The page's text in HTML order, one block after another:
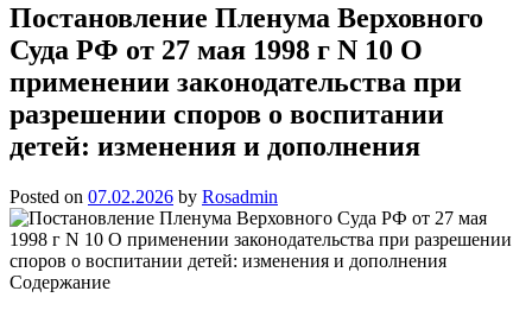
Постановление Пленума Верховного
Суда РФ от 27 мая 1998 г N 10 О
применении законодательства при
разрешении споров о воспитании
детей: изменения и дополнения
Posted on 07.02.2026 by Rosadmin
Содержание